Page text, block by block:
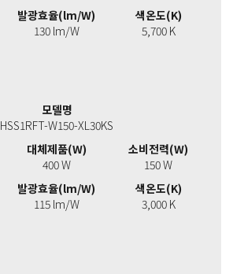
발광효율(lm/W)
130 lm/W
색온도(K)
5,700 K
모델명
HSS1RFT-W150-XL30KS
대체제품(W)
400 W
소비전력(W)
150 W
발광효율(lm/W)
115 lm/W
색온도(K)
3,000 K